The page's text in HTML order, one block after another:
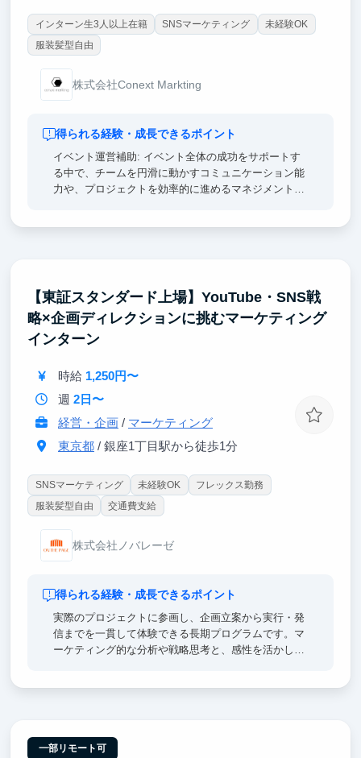
インターン生3人以上在籍 SNSマーケティング
未経験OK
服装髪型自由
株式会社Conext Markting
得られる経験・成長できるポイント
イベント運営補助: イベント全体の成功をサポートす
る中で、チームを円滑に動かすコミュニケーション能
力や、プロジェクトを効率的に進めるマネジメント能
ら企画・実行することで、企画力、実行力、そして課
題解決能力が身につきます。
【東証スタンダード上場】YouTube・SNS戦
略×企画ディレクションに挑むマーケティング
インターン
時給 1,250円〜
週 2日〜
経営・企画/ マーケティング
東京都/ 銀座1丁目駅から徒歩1分
SNSマーケティング 未経験OK
フレックス勤務
服装髪型自由
交通費支給
株式会社ノバレーゼ
得られる経験・成長できるポイント
実際のプロジェクトに参画し、企画立案から実行・発
信までを一貫して体験できる長期プログラムです。マ
ーケティング的な分析や戦略思考と、感性を活かした
す。
一部リモート可